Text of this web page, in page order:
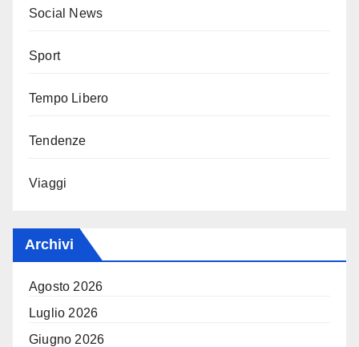
Social News
Sport
Tempo Libero
Tendenze
Viaggi
Archivi
Agosto 2026
Luglio 2026
Giugno 2026